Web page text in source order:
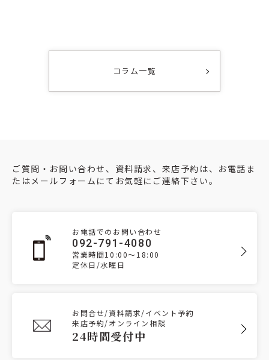
コラム一覧
ご質問・お問い合わせ、資料請求、来店予約は、お電話ま
たはメールフォームにてお気軽にご連絡下さい。
お電話でのお問い合わせ
092-791-4080
営業時間10:00～18:00
定休日/水曜日
お問合せ/資料請求/イベント予約
来店予約/オンライン相談
24時間受付中